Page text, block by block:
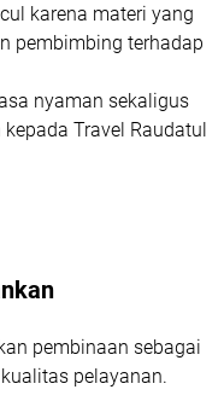
karena materi yang
pembimbing terhadap
nyaman sekaligus
Travel Raudatul
pembinaan sebagai
pelayanan.